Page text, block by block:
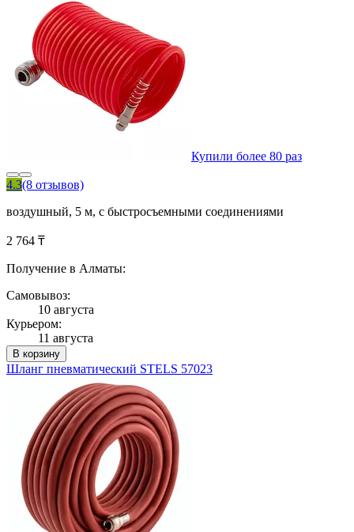
Купили более 80 раз
4.3(8 отзывов)
воздушный, 5 м, с быстросъемными соединениями
2 764 ₸
Получение в Алматы:
Самовывоз:
10 августа
Курьером:
11 августа
В корзину
Шланг пневматический STELS 57023